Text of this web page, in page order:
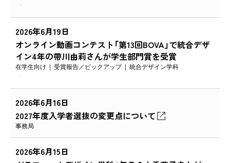
2026年6月19日
オンライン動画コンテスト「第13回BOVA」で統合デザ
イン4年の帶川由莉さんが学生部門賞を受賞
在学生向け 受賞報告 ピックアップ 統合デザイン学科
2026年6月16日
2027年度入学者選抜の変更点について
事務局
2026年6月15日